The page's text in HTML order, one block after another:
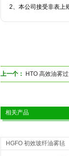
2、本公司接受非表上
上一个： HTO 高效油雾
相关产品
HGFO 初效玻纤油雾毡